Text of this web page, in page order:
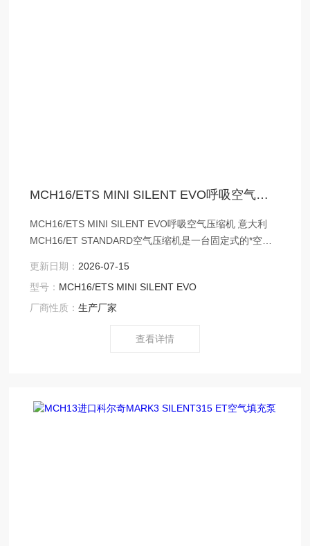
MCH16/ETS MINI SILENT EVO呼吸空气压缩机
MCH16/ETS MINI SILENT EVO呼吸空气压缩机 意大利
MCH16/ET STANDARD空气压缩机是一台固定式的*空气
的可移动性，兼具固定式充气泵的充气速度，使用性能和
可靠性，又具有便携式充气泵的可移动性。
更新日期： 2026-07-15
型号： MCH16/ETS MINI SILENT EVO
厂商性质：生产厂家
查看详情